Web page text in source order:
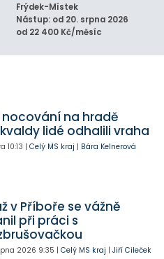
Frýdek-Místek
Nástup: od 20. srpna 2026
od 22 400 Kč/měsíc
nocování na hradě
lidé odhalili vraha
10:13 | Celý MS kraj | Bára Kelnerová
v Příboře se vážně
při práci s
2026 9:35 | Celý MS kraj | Jiří Cileček